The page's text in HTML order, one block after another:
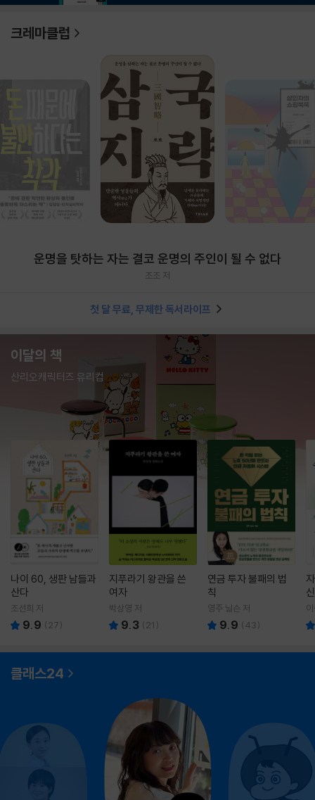
크레마클럽
운명을 탓하는 자는 결코 운명의 주인이 될 수 없다
조조 저
첫 달 무료, 무제한 독서라이프
이달의 책
산리오캐릭터즈 유리컵
나이 60, 생판 남들과
산다
조선희 저
9.9 ( 27)
지푸라기 왕관을 쓴
여자
박상영 저
9.3 ( 21 )
연금 투자 불패의 법
칙
영주 닐슨 저
9.9 (43)
클래스24